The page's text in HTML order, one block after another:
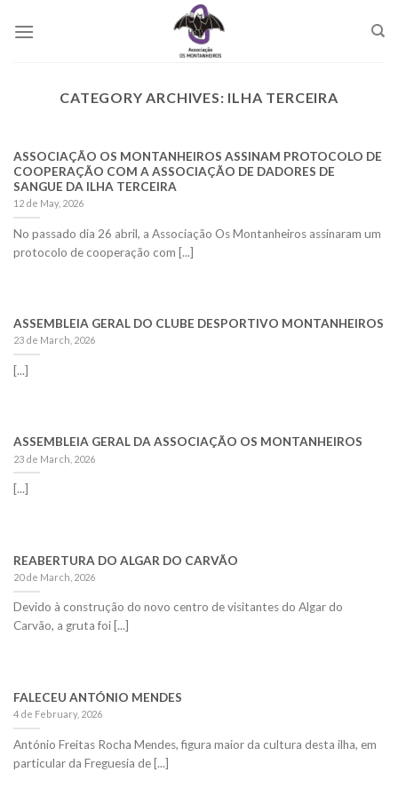
CATEGORY ARCHIVES: ILHA TERCEIRA
ASSOCIAÇÃO OS MONTANHEIROS ASSINAM PROTOCOLO DE
COOPERAÇÃO COM A ASSOCIAÇÃO DE DADORES DE
SANGUE DA ILHA TERCEIRA
12 de May, 2026
No passado dia 26 abril, a Associação Os Montanheiros assinaram um
protocolo de cooperação com [...]
ASSEMBLEIA GERAL DO CLUBE DESPORTIVO MONTANHEIROS
23 de March, 2026
[...]
ASSEMBLEIA GERAL DA ASSOCIAÇÃO OS MONTANHEIROS
23 de March, 2026
[...]
REABERTURA DO ALGAR DO CARVÃO
20 de March, 2026
Devido à construção do novo centro de visitantes do Algar do
Carvão, a gruta foi [...]
FALECEU ANTÓNIO MENDES
4 de February, 2026
António Freitas Rocha Mendes, figura maior da cultura desta ilha, em
particular da Freguesia de [...]